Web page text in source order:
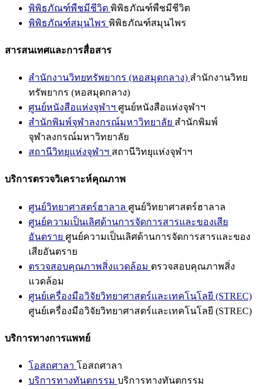
พิพิธภัณฑ์พืชมีชีวิต พิพิธภัณฑ์พืชมีชีวิต
พิพิธภัณฑ์สมุนไพร พิพิธภัณฑ์สมุนไพร
สารสนเทศและการสื่อสาร
สำนักงานวิทยทรัพยากร (หอสมุดกลาง) สำนักงานวิทย
ทรัพยากร (หอสมุดกลาง)
ศูนย์หนังสือแห่งจุฬาฯ ศูนย์หนังสือแห่งจุฬาฯ
สำนักพิมพ์จุฬาลงกรณ์มหาวิทยาลัย สำนักพิมพ์
จุฬาลงกรณ์มหาวิทยาลัย
สถานีวิทยุแห่งจุฬาฯ สถานีวิทยุแห่งจุฬาฯ
บริการตรวจวิเคราะห์คุณภาพ
ศูนย์วิทยาศาสตร์ฮาลาล ศูนย์วิทยาศาสตร์ฮาลาล
ศูนย์ความเป็นเลิศด้านการจัดการสารและของเสีย
อันตราย ศูนย์ความเป็นเลิศด้านการจัดการสารและของ
เสียอันตราย
ตรวจสอบคุณภาพสิ่งแวดล้อม ตรวจสอบคุณภาพสิ่ง
แวดล้อม
ศูนย์เครื่องมือวิจัยวิทยาศาสตร์และเทคโนโลยี (STREC)
ศูนย์เครื่องมือวิจัยวิทยาศาสตร์และเทคโนโลยี (STREC)
บริการทางการแพทย์
โอสถศาลา โอสถศาลา
บริการทางทันตกรรม บริการทางทันตกรรม